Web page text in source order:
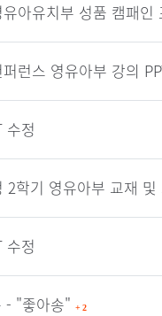
아유치부 성품 캠패인
런스 영유아부 강의
수정
학기 영유아부 교재
수정
- "좋아송" + 2